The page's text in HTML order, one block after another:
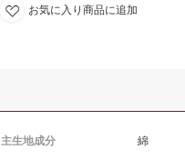
お気に入り商品に追加
主生地成分 綿